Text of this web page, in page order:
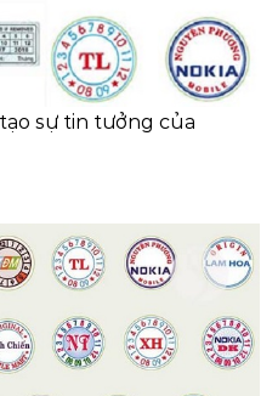
sự tin tưởng của